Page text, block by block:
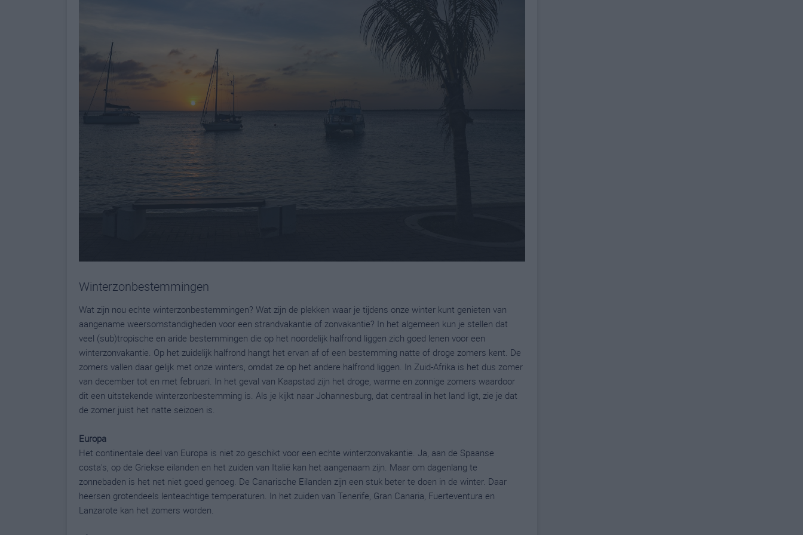
Winterzonbestemmingen
Wat zijn nou echte winterzonbestemmingen? Wat zijn de plekken waar je tijdens onze winter kunt genieten van
aangename weersomstandigheden voor een strandvakantie of zonvakantie? In het algemeen kun je stellen dat
veel (sub)tropische en aride bestemmingen die op het noordelijk halfrond liggen zich goed lenen voor een
winterzonvakantie. Op het zuidelijk halfrond hangt het ervan af of een bestemming natte of droge zomers kent. De
zomers vallen daar gelijk met onze winters, omdat ze op het andere halfrond liggen. In Zuid-Afrika is het dus zomer
van december tot en met februari. In het geval van Kaapstad zijn het droge, warme en zonnige zomers waardoor
dit een uitstekende winterzonbestemming is. Als je kijkt naar Johannesburg, dat centraal in het land ligt, zie je dat
de zomer juist het natte seizoen is.
Europa
Het continentale deel van Europa is niet zo geschikt voor een echte winterzonvakantie. Ja, aan de Spaanse
costa's, op de Griekse eilanden en het zuiden van Italië kan het aangenaam zijn. Maar om dagenlang te
zonnebaden is het net niet goed genoeg. De Canarische Eilanden zijn een stuk beter te doen in de winter. Daar
heersen grotendeels lenteachtige temperaturen. In het zuiden van Tenerife, Gran Canaria, Fuerteventura en
Lanzarote kan het zomers worden.